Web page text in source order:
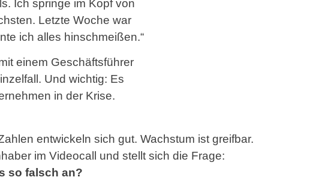
Ich springe im Kopf von
Letzte Woche war
ich alles hinschmeißen.“
einem Geschäftsführer
Und wichtig: Es
in der Krise.
entwickeln sich gut. Wachstum ist greifbar.
im Videocall und stellt sich die Frage:
so falsch an?